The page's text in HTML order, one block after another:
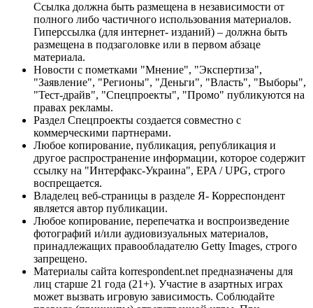
Ссылка должна быть размещена в независимости от
полного либо частичного использования материалов.
Гиперссылка (для интернет- изданий) – должна быть
размещена в подзаголовке или в первом абзаце
материала.
Новости с пометками "Мнение", "Экспертиза",
"Заявление", "Регионы", "Деньги", "Власть", "Выборы",
"Тест-драйв", "Спецпроекты", "Промо" публикуются на
правах рекламы.
Раздел Спецпроекты создается совместно с
коммерческими партнерами.
Любое копирование, публикация, републикация и
другое распространение информации, которое содержит
ссылку на "Интерфакс-Украина", EPA / UPG, строго
воспрещается.
Владелец веб-страницы в разделе Я- Корреспондент
является автор публикации.
Любое копирование, перепечатка и воспроизведение
фотографий и/или аудиовизуальных материалов,
принадлежащих правообладателю Getty Images, строго
запрещено.
Материалы сайта korrespondent.net предназначены для
лиц старше 21 года (21+). Участие в азартных играх
может вызвать игровую зависимость. Соблюдайте